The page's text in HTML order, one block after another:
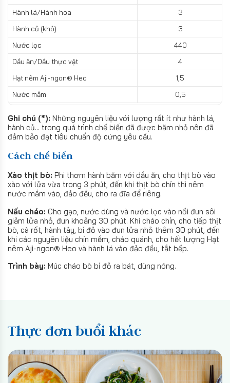
Hành lá/Hành hoa
3
Hành củ (khô)
3
Nước lọc
440
Dầu ăn/Dầu thực vật
4
Hạt nêm Aji-ngon® Heo
1,5
Nước mắm
0,5
Ghi chú (*): Những nguyên liệu với lượng rất ít như hành lá,
hành củ... trong quá trình chế biến đã được băm nhỏ nên đã
đảm bảo đạt tiêu chuẩn độ cứng yêu cầu.
Cách chế biến
Xào thịt bò: Phi thơm hành băm với dầu ăn, cho thịt bò vào
xào với lửa vừa trong 3 phút, đến khi thịt bò chín thì nêm
nước mắm vào, đảo đều, cho ra đĩa để riêng.
Nấu cháo: Cho gạo, nước dùng và nước lọc vào nồi đun sôi
giảm lửa nhỏ, đun khoảng 30 phút. Khi cháo chín, cho tiếp thịt
bò, cà rốt, hành tây, bí đỏ vào đun lửa nhỏ thêm 30 phút, đến
khi các nguyên liệu chín mềm, cháo quánh, cho hết lượng Hạt
nêm Aji-ngon® Heo và hành lá vào đảo đều, tắt bếp.
Trình bày: Múc cháo bò bí đỏ ra bát, dùng nóng.
Thực đơn buổi khác